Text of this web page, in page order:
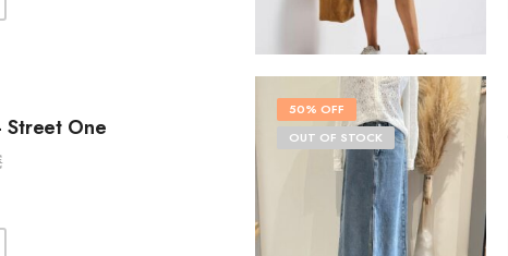
Street One
50% OFF
OUT OF STOCK